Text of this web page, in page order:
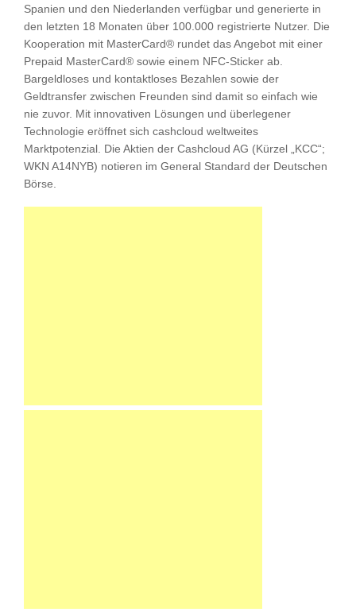
Spanien und den Niederlanden verfügbar und generierte in
den letzten 18 Monaten über 100.000 registrierte Nutzer. Die
Kooperation mit MasterCard® rundet das Angebot mit einer
Prepaid MasterCard® sowie einem NFC-Sticker ab.
Bargeldloses und kontaktloses Bezahlen sowie der
Geldtransfer zwischen Freunden sind damit so einfach wie
nie zuvor. Mit innovativen Lösungen und überlegener
Technologie eröffnet sich cashcloud weltweites
Marktpotenzial. Die Aktien der Cashcloud AG (Kürzel „KCC“;
WKN A14NYB) notieren im General Standard der Deutschen
Börse.